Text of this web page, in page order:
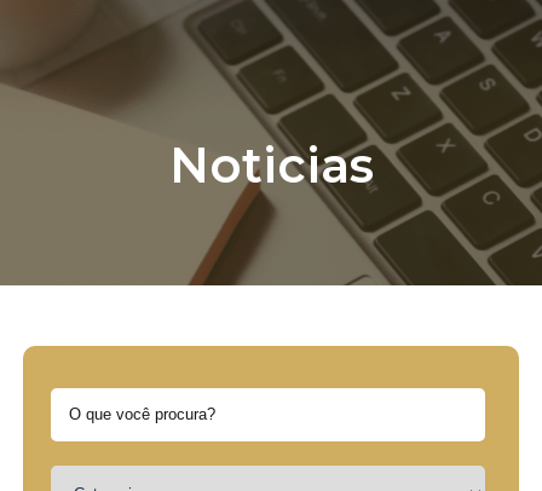
Noticias